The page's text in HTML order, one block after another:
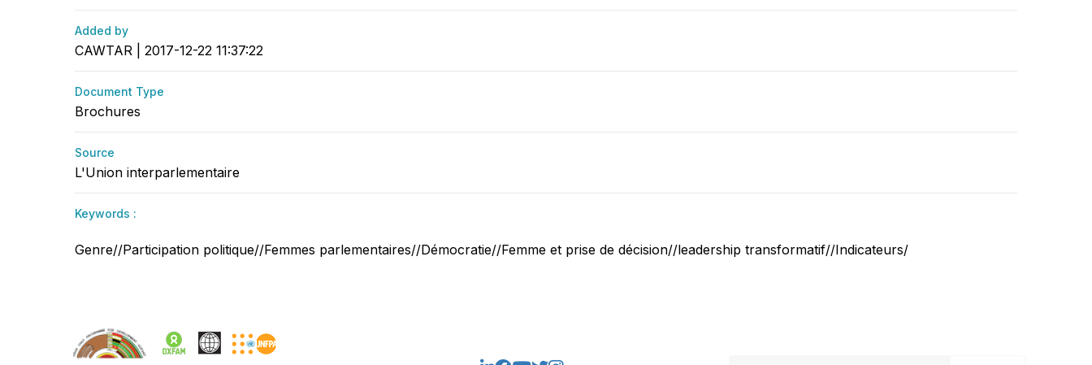
Added by
CAWTAR | 2017-12-22 11:37:22
Document Type
Brochures
Source
L'Union interparlementaire
Keywords :
Genre//Participation politique//Femmes parlementaires//Démocratie//Femme et prise de décision//leadership transformatif//Indicateurs/